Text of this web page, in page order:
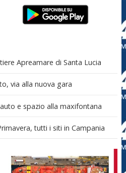
Apreamare di Santa Lucia
via alla nuova gara
e spazio alla maxifontana
tutti i siti in Campania